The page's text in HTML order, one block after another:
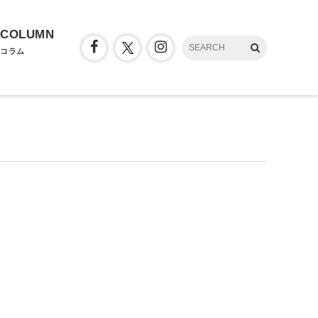
COLUMN
コラム